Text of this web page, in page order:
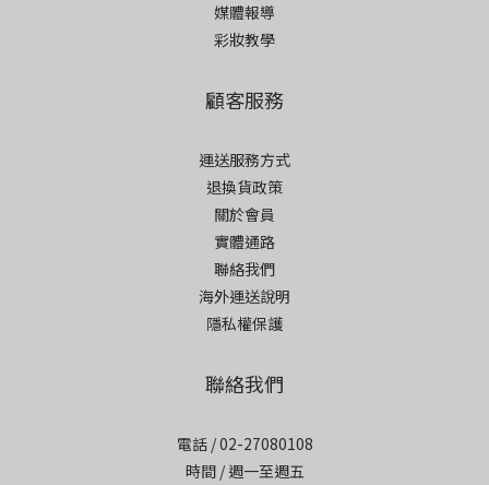
媒體報導
彩妝教學
顧客服務
運送服務方式
退換貨政策
關於會員
實體通路
聯絡我們
海外運送說明
隱私權保護
聯絡我們
電話 / 02-27080108
時間 / 週一至週五